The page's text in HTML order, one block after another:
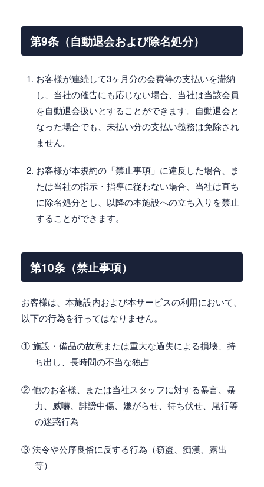
第9条（自動退会および除名処分）
お客様が連続して3ヶ月分の会費等の支払いを滞納
し、当社の催告にも応じない場合、当社は当該会員
を自動退会扱いとすることができます。自動退会と
なった場合でも、未払い分の支払い義務は免除され
ません。
お客様が本規約の「禁止事項」に違反した場合、ま
たは当社の指示・指導に従わない場合、当社は直ち
に除名処分とし、以降の本施設への立ち入りを禁止
することができます。
第10条（禁止事項）
お客様は、本施設内および本サービスの利用において、
以下の行為を行ってはなりません。
① 施設・備品の故意または重大な過失による損壊、持
ち出し、長時間の不当な独占
② 他のお客様、または当社スタッフに対する暴言、暴
力、威嚇、誹謗中傷、嫌がらせ、待ち伏せ、尾行等
の迷惑行為
③ 法令や公序良俗に反する行為（窃盗、痴漢、露出
等）